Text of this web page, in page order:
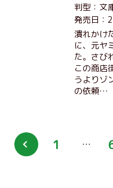
判型：文
発売日：
潰れかけ
に、元ヤ
た。さび
この商店
うよりゾ
の依頼…
1 …